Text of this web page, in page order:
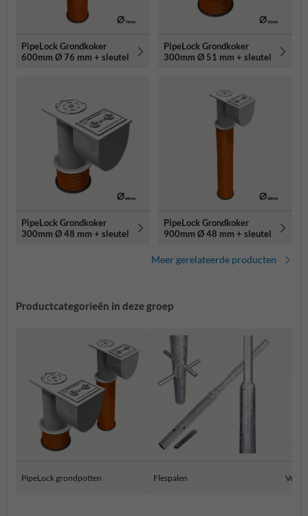
PipeLock Grondkoker
600mm Ø 76 mm + sleutel
PipeLock Grondkoker
300mm Ø 51 mm + sleutel
PipeLock Grondkoker
300mm Ø 48 mm + sleutel
PipeLock Grondkoker
900mm Ø 48 mm + sleutel
Meer gerelateerde producten
Productcategorieën in deze groep
PipeLock grondpotten Flespalen